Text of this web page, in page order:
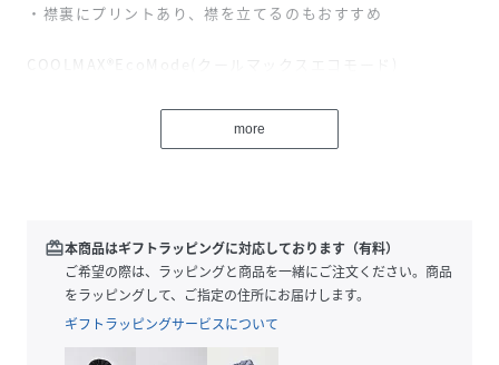
・襟裏にプリントあり、襟を立てるのもおすすめ
COOLMAX®EcoMode(クールマックスエコモード)
バーは100％使用済リサイクル・ポリエステルから作られて
おり、涼しくドライな着心地を提供します。
性別タイプ レディース
原産国 MADE IN JAPAN
more
redeem本商品はギフトラッピングに対応しております（有料）
ご希望の際は、ラッピングと商品を一緒にご注文ください。商品
をラッピングして、ご指定の住所にお届けします。
ギフトラッピングサービスについて